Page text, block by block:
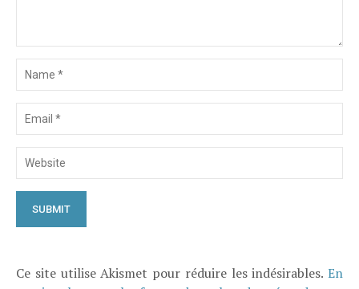
Ce site utilise Akismet pour réduire les indésirables. En